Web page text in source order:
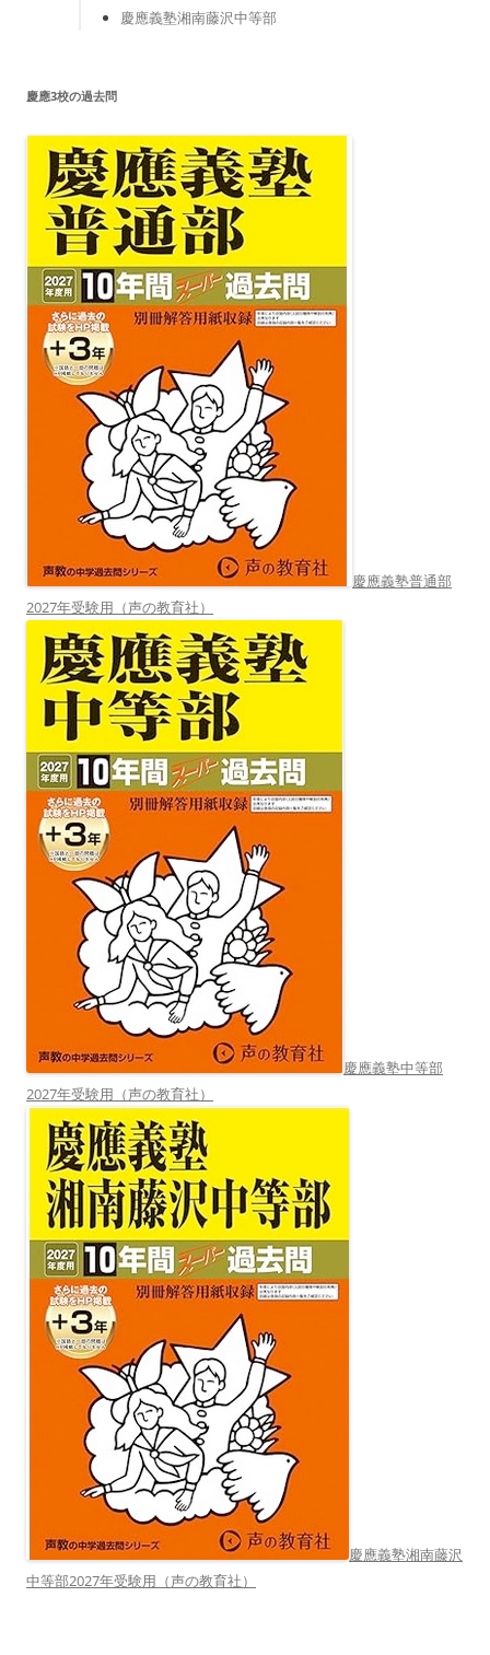
慶應義塾湘南藤沢中等部
慶應3校の過去問
慶應義塾普通部
2027年受験用（声の教育社）
慶應義塾中等部
2027年受験用（声の教育社）
慶應義塾湘南藤沢
中等部2027年受験用（声の教育社）